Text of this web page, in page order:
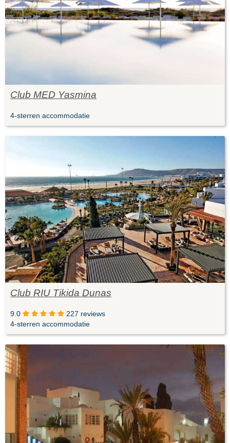
Club MED Yasmina
4-sterren accommodatie
Club RIU Tikida Dunas
9.0
227 reviews
4-sterren accommodatie